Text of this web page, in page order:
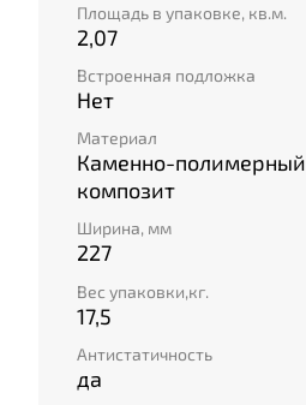
Площадь в упаковке, кв.м.
2,07
Встроенная подложка
Нет
Материал
Каменно-полимерный
композит
Ширина, мм
227
Вес упаковки,кг.
17,5
Антистатичность
да